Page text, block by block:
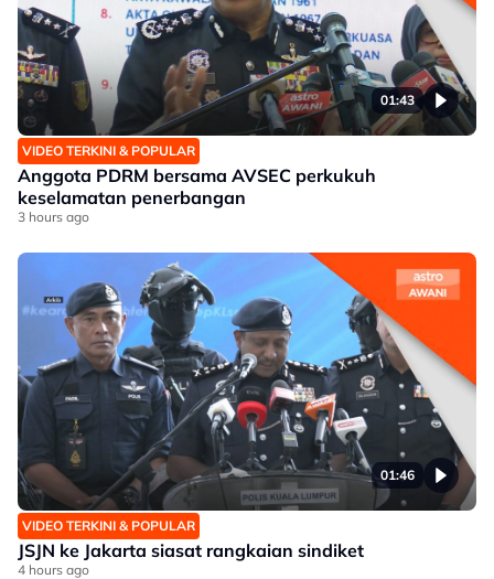
01:43
VIDEO TERKINI & POPULAR
Anggota PDRM bersama AVSEC perkukuh
keselamatan penerbangan
3 hours ago
01:46
VIDEO TERKINI & POPULAR
JSJN ke Jakarta siasat rangkaian sindiket
4 hours ago